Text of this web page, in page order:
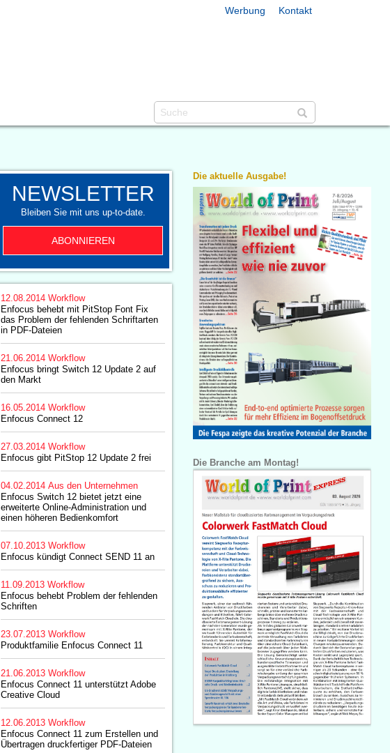
Werbung Kontakt
NEWSLETTER
Bleiben Sie mit uns up-to-date.
ABONNIEREN
12.08.2014 Workflow
Enfocus behebt mit PitStop Font Fix
das Problem der fehlenden Schriftarten
in PDF-Dateien
21.06.2014 Workflow
Enfocus bringt Switch 12 Update 2 auf
den Markt
16.05.2014 Workflow
Enfocus Connect 12
27.03.2014 Workflow
Enfocus gibt PitStop 12 Update 2 frei
04.02.2014 Aus den Unternehmen
Enfocus Switch 12 bietet jetzt eine
erweiterte Online-Administration und
einen höheren Bedienkomfort
07.10.2013 Workflow
Enfocus kündigt Connect SEND 11 an
11.09.2013 Workflow
Enfocus behebt Problem der fehlenden
Schriften
23.07.2013 Workflow
Produktfamilie Enfocus Connect 11
21.06.2013 Workflow
Enfocus Connect 11 unterstützt Adobe
Creative Cloud
12.06.2013 Workflow
Enfocus Connect 11 zum Erstellen und
Übertragen druckfertiger PDF-Dateien
Die aktuelle Ausgabe!
Die Branche am Montag!